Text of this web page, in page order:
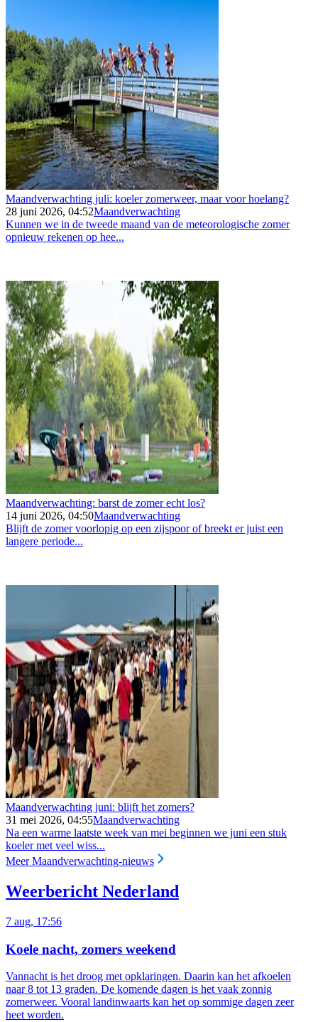
Maandverwachting juli: koeler zomerweer, maar voor hoelang?
28 juni 2026, 04:52Maandverwachting
Kunnen we in de tweede maand van de meteorologische zomer
opnieuw rekenen op hee...
Maandverwachting: barst de zomer echt los?
14 juni 2026, 04:50Maandverwachting
Blijft de zomer voorlopig op een zijspoor of breekt er juist een
langere periode...
Maandverwachting juni: blijft het zomers?
31 mei 2026, 04:55Maandverwachting
Na een warme laatste week van mei beginnen we juni een stuk
koeler met veel wiss...
Meer Maandverwachting-nieuws
Weerbericht Nederland
7 aug, 17:56
Koele nacht, zomers weekend
Vannacht is het droog met opklaringen. Daarin kan het afkoelen
naar 8 tot 13 graden. De komende dagen is het vaak zonnig
zomerweer. Vooral landinwaarts kan het op sommige dagen zeer
heet worden.